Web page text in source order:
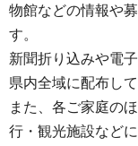
物館などの情報や
す。
新聞折り込みや電
県内全域に配布して
また、各ご家庭の
行・観光施設などに